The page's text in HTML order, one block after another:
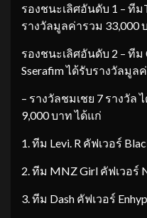
รองชนะเลิศอันดับ 1 – ทีม
รางวัลมูลค่ารวม 33,000
รองชนะเลิศอันดับ 2 – ทีม
Sserafim ได้รับรางวัลมูล
– รางวัลชมเชย 7 รางวัล
9,000 บาท ได้แก่
1. ทีม Levi. R คัฟเวอร์
2. ทีม MNZ Girl คัฟเวอร์
3. ทีม Dash คัฟเวอร์